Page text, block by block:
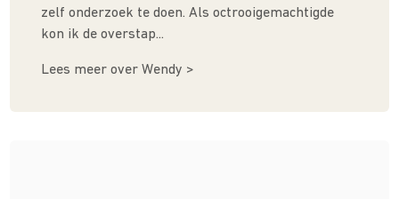
zelf onderzoek te doen. Als octrooigemachtigde
kon ik de overstap...
Lees meer over Wendy >